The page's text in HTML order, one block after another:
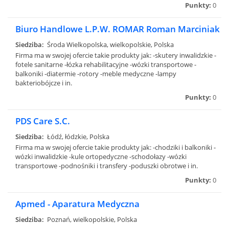
Punkty: 0
Biuro Handlowe L.P.W. ROMAR Roman Marciniak
Siedziba: Środa Wielkopolska, wielkopolskie, Polska
Firma ma w swojej ofercie takie produkty jak: -skutery inwalidzkie -
fotele sanitarne -łózka rehabilitacyjne -wózki transportowe -
balkoniki -diatermie -rotory -meble medyczne -lampy
bakteriobójcze i in.
Punkty: 0
PDS Care S.C.
Siedziba: Łódź, łódzkie, Polska
Firma ma w swojej ofercie takie produkty jak: -chodziki i balkoniki -
wózki inwalidzkie -kule ortopedyczne -schodołazy -wózki
transportowe -podnośniki i transfery -poduszki obrotwe i in.
Punkty: 0
Apmed - Aparatura Medyczna
Siedziba: Poznań, wielkopolskie, Polska